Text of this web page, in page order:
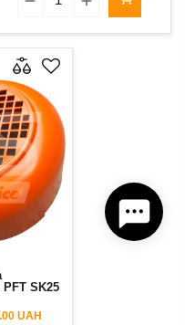
PFT SK25
UAH